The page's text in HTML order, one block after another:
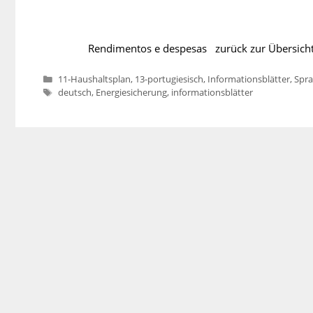
Rendimentos e despesas zurück zur
Kategorien
11-Haushaltsplan, 13-portugiesisch, Informationsblätter,
Schlagwörter
deutsch, Energiesicherung, informationsblätter